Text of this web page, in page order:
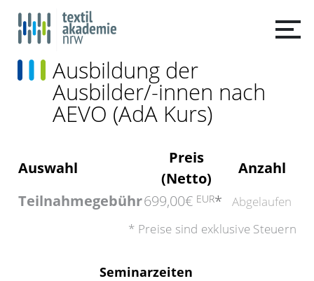
Ausbildung der
Ausbilder/-innen nach
AEVO (AdA Kurs)
Auswahl
Preis
(Netto)
Anzahl
Teilnahmegebühr699,00€ EUR*
Abgelaufen
* Preise sind exklusive Steuern
Seminarzeiten